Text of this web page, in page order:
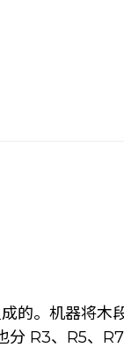
的。机器将木
分 R3、R5、